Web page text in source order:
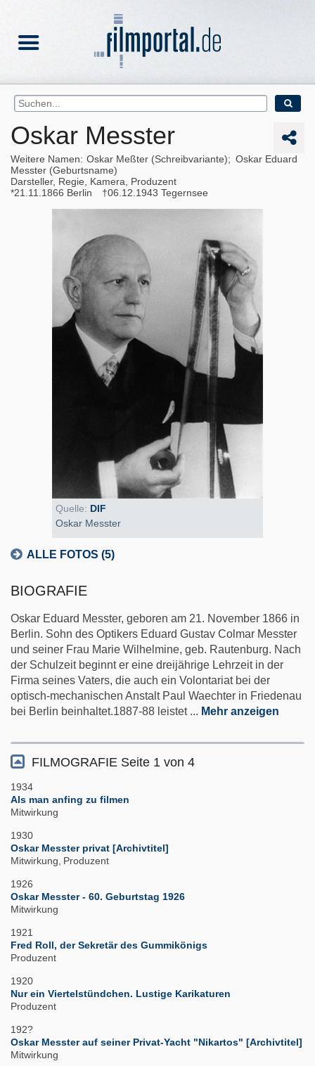
Oskar Messter
Weitere Namen Oskar Meßter (Schreibvariante)
Oskar Eduard
Messter (Geburtsname)
Darsteller, Regie, Kamera, Produzent
21.11.1866 Berlin 06.12.1943 Tegernsee
Quelle: DIF
Oskar Messter
ALLE FOTOS (5)
BIOGRAFIE
Oskar Eduard Messter, geboren am 21. November 1866 in
Berlin. Sohn des Optikers Eduard Gustav Colmar Messter
und seiner Frau Marie Wilhelmine, geb. Rautenburg. Nach
der Schulzeit beginnt er eine dreijährige Lehrzeit in der
Firma seines Vaters, die auch ein Volontariat bei der
optisch-mechanischen Anstalt Paul Waechter in Friedenau
bei Berlin beinhaltet.1887-88 leistet ... Mehr anzeigen
FILMOGRAFIE Seite 1 von 4
1934
Als man anfing zu filmen
Mitwirkung
1930
Oskar Messter privat [Archivtitel]
Mitwirkung Produzent
1926
Oskar Messter - 60. Geburtstag 1926
Mitwirkung
1921
Fred Roll, der Sekretär des Gummikönigs
Produzent
1920
Nur ein Viertelstündchen. Lustige Karikaturen
Produzent
192?
Oskar Messter auf seiner Privat-Yacht "Nikartos" [Archivtitel]
Mitwirkung